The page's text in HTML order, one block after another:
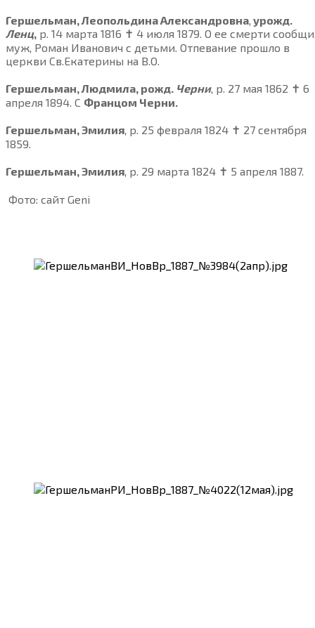
Гершельман, Леопольдина Александровна, урожд.
Ленц, р. 14 марта 1816 ✝ 4 июля 1879. О ее смерти
муж, Роман Иванович с детьми. Отпевание прошло в
церкви Св.Екатерины на В.О.
Гершельман, Людмила, рожд. Черни, р. 27 мая 1862 ✝ 6
апреля 1894. С Францом Черни.
Гершельман, Эмилия, р. 25 февраля 1824 ✝ 27 сентября
1859.
Гершельман, Эмилия, р. 29 марта 1824 ✝ 5 апреля 1887.
Фото: сайт Geni